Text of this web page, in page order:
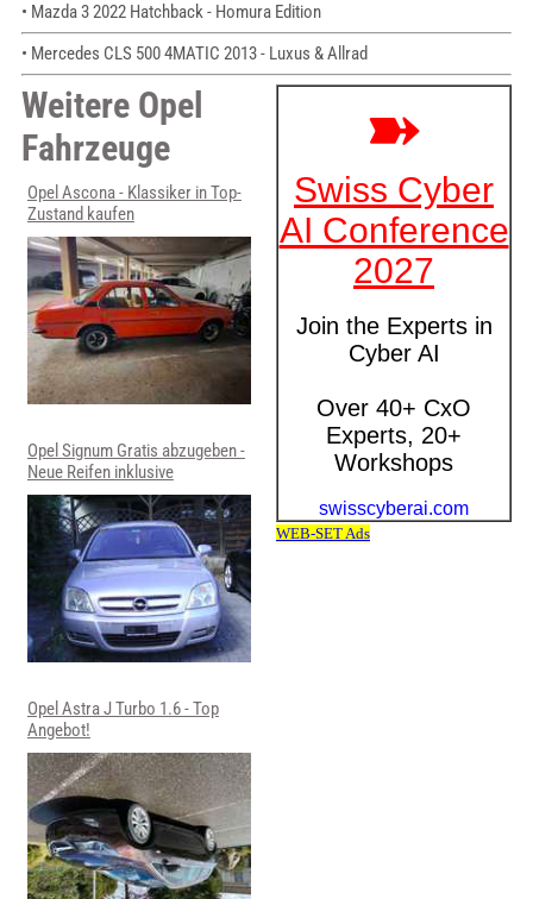
• Mazda 3 2022 Hatchback - Homura Edition
• Mercedes CLS 500 4MATIC 2013 - Luxus & Allrad
Weitere Opel
Fahrzeuge
Opel Ascona - Klassiker in Top-
Zustand kaufen
Opel Signum Gratis abzugeben -
Neue Reifen inklusive
Opel Astra J Turbo 1.6 - Top
Angebot!